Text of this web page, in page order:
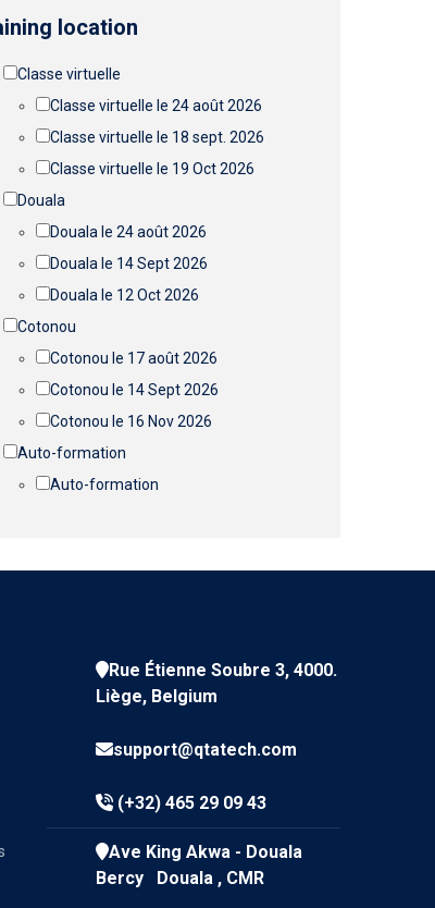
location
Classe virtuelle
Classe virtuelle le 24 août 2026
Classe virtuelle le 18 sept. 2026
Classe virtuelle le 19 Oct 2026
Douala
Douala le 24 août 2026
Douala le 14 Sept 2026
Douala le 12 Oct 2026
Cotonou
Cotonou le 17 août 2026
Cotonou le 14 Sept 2026
Cotonou le 16 Nov 2026
Auto-formation
Auto-formation
Rue Étienne Soubre 3, 4000.
Liège, Belgium
support@qtatech.com
(+32) 465 29 09 43
Ave King Akwa - Douala
Bercy Douala , CMR